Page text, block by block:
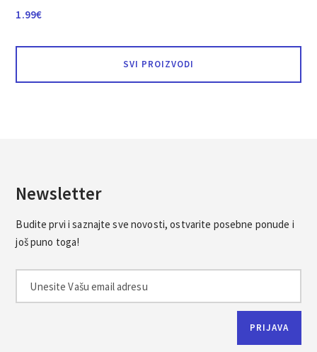
1.99€
SVI PROIZVODI
Newsletter
Budite prvi i saznajte sve novosti, ostvarite posebne ponude i
još puno toga!